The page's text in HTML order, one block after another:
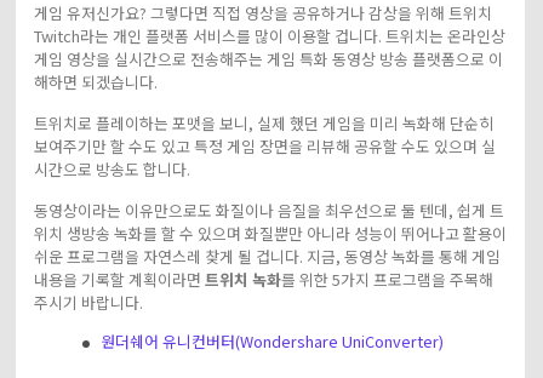
더 많은 솔루션 알아보기
게임 유저신가요? 그렇다면 직접 영상을 공유하거나 감상을 위해 트위치
Twitch라는 개인 플랫폼 서비스를 많이 이용할 겁니다. 트위치는 온라인상
게임 영상을 실시간으로 전송해주는 게임 특화 동영상 방송 플랫폼으로 이
해하면 되겠습니다.
트위치로 플레이하는 포맷을 보니, 실제 했던 게임을 미리 녹화해 단순히
보여주기만 할 수도 있고 특정 게임 장면을 리뷰해 공유할 수도 있으며 실
시간으로 방송도 합니다.
동영상이라는 이유만으로도 화질이나 음질을 최우선으로 둘 텐데, 쉽게 트
위치 생방송 녹화를 할 수 있으며 화질뿐만 아니라 성능이 뛰어나고 활용이
쉬운 프로그램을 자연스레 찾게 될 겁니다. 지금, 동영상 녹화를 통해 게임
내용을 기록할 계획이라면 트위치 녹화를 위한 5가지 프로그램을 주목해
주시기 바랍니다.
원더쉐어 유니컨버터(Wondershare UniConverter)